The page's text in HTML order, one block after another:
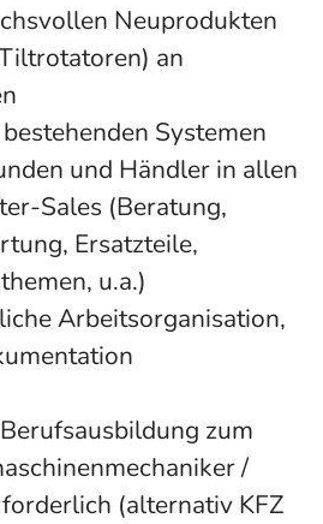
Neuprodukten
an
Systemen
und Händler in allen
Sales (Beratung,
Ersatzteile,
u.a.)
Arbeitsorganisation,
zum
/
(alternativ KFZ